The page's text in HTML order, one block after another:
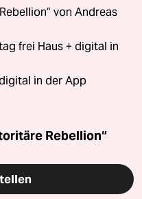
von Andreas
frei Haus + digital in
in der App
Rebellion“